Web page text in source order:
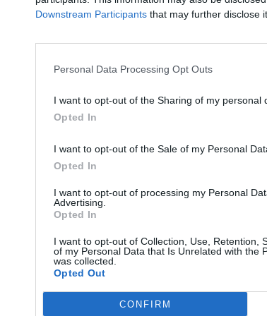
Downstream Participants that may further disclose
Personal Data Processing Opt Outs
I want to opt-out of the Sharing of my personal
Opted In
I want to opt-out of the Sale of my Personal
Opted In
I want to opt-out of processing my Personal
Advertising.
Opted In
I want to opt-out of Collection, Use, Retention,
of my Personal Data that Is Unrelated with the
was collected.
Opted Out
CONFIRM
Telegram Stampa